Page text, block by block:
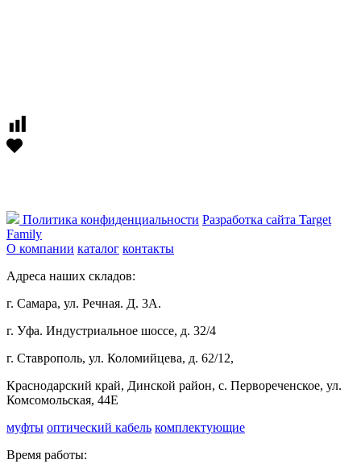
Политика конфиденциальности Разработка сайта Target
Family
О компании каталог контакты
Адреса наших складов:
г. Самара, ул. Речная. Д. 3А.
г. Уфа. Индустриальное шоссе, д. 32/4
г. Ставрополь, ул. Коломийцева, д. 62/12,
Краснодарский край, Динской район, с. Первореченское, ул.
Комсомольская, 44Е
муфты оптический кабель комплектующие
Время работы: